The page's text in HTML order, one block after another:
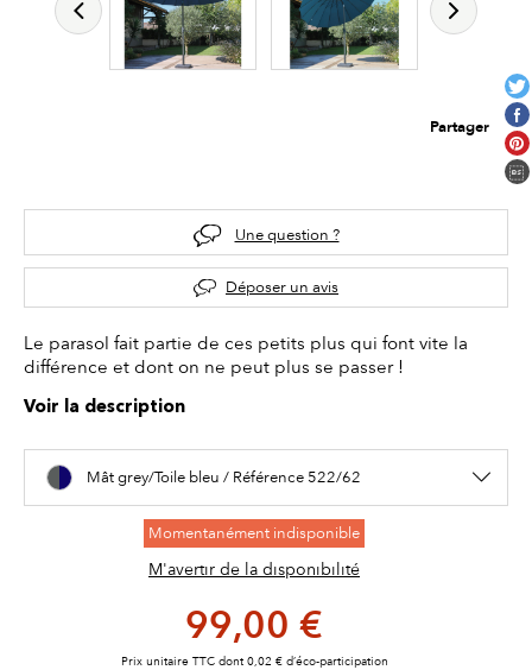
Partager
Une question ?
Déposer un avis
Le parasol fait partie de ces petits plus qui font vite la
différence et dont on ne peut plus se passer !
Voir la description
Mât grey/Toile bleu / Référence 522/62
Momentanément indisponible
M'avertir de la disponibilité
99,00 €
Prix unitaire TTC dont 0,02 € d’éco-participation